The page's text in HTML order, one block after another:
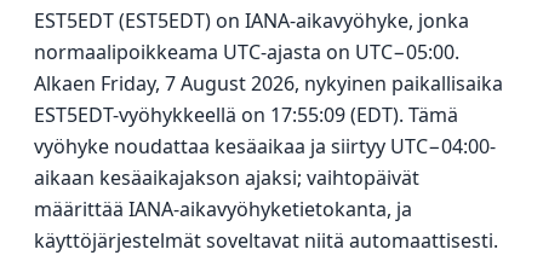
EST5EDT (EST5EDT) on IANA-aikavyöhyke, jonka
normaalipoikkeama UTC-ajasta on UTC−05:00.
Alkaen Friday, 7 August 2026, nykyinen paikallisaika
EST5EDT-vyöhykkeellä on 17:55:09 (EDT). Tämä
vyöhyke noudattaa kesäaikaa ja siirtyy UTC−04:00-
aikaan kesäaikajakson ajaksi; vaihtopäivät
määrittää IANA-aikavyöhyketietokanta, ja
käyttöjärjestelmät soveltavat niitä automaattisesti.